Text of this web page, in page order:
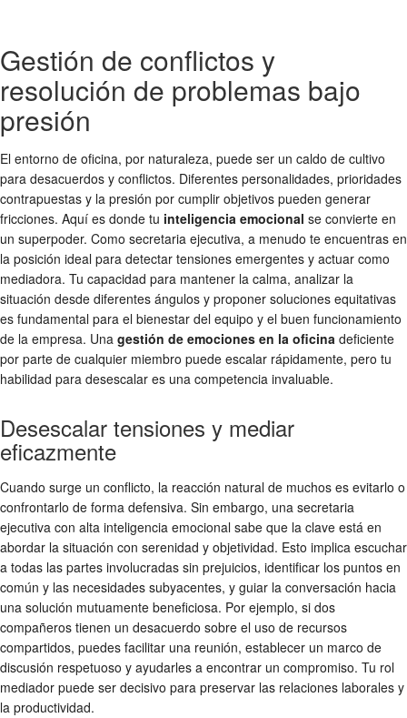
Gestión de conflictos y
resolución de problemas bajo
presión
El entorno de oficina, por naturaleza, puede ser un caldo de cultivo
para desacuerdos y conflictos. Diferentes personalidades, prioridades
contrapuestas y la presión por cumplir objetivos pueden generar
fricciones. Aquí es donde tu inteligencia emocional se convierte en
un superpoder. Como secretaria ejecutiva, a menudo te encuentras en
la posición ideal para detectar tensiones emergentes y actuar como
mediadora. Tu capacidad para mantener la calma, analizar la
situación desde diferentes ángulos y proponer soluciones equitativas
es fundamental para el bienestar del equipo y el buen funcionamiento
de la empresa. Una gestión de emociones en la oficina deficiente
por parte de cualquier miembro puede escalar rápidamente, pero tu
habilidad para desescalar es una competencia invaluable.
Desescalar tensiones y mediar
eficazmente
Cuando surge un conflicto, la reacción natural de muchos es evitarlo o
confrontarlo de forma defensiva. Sin embargo, una secretaria
ejecutiva con alta inteligencia emocional sabe que la clave está en
abordar la situación con serenidad y objetividad. Esto implica escuchar
a todas las partes involucradas sin prejuicios, identificar los puntos en
común y las necesidades subyacentes, y guiar la conversación hacia
una solución mutuamente beneficiosa. Por ejemplo, si dos
compañeros tienen un desacuerdo sobre el uso de recursos
compartidos, puedes facilitar una reunión, establecer un marco de
discusión respetuoso y ayudarles a encontrar un compromiso. Tu rol
mediador puede ser decisivo para preservar las relaciones laborales y
la productividad.